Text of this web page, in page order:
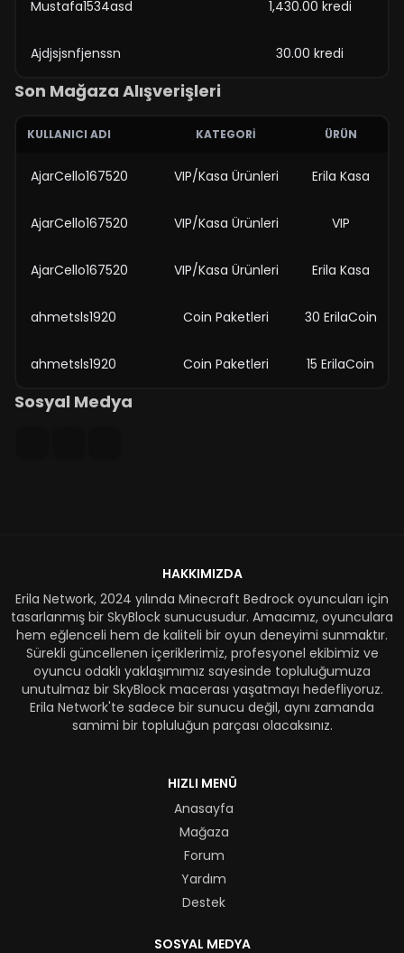
Mustafa1534asd 1,430.00 kredi
Ajdjsjsnfjenssn 30.00 kredi
Son Mağaza Alışverişleri
KULLANICI ADI KATEGORI ÜRÜN
AjarCello167520 VIP/Kasa Ürünleri Erila Kasa
AjarCello167520 VIP/Kasa Ürünleri VIP
AjarCello167520 VIP/Kasa Ürünleri Erila Kasa
ahmetsls1920 Coin Paketleri 30 ErilaCoin
ahmetsls1920 Coin Paketleri 15 ErilaCoin
Sosyal Medya
HAKKIMIZDA
Erila Network, 2024 yılında Minecraft Bedrock oyuncuları için
tasarlanmış bir SkyBlock sunucusudur. Amacımız, oyunculara
hem eğlenceli hem de kaliteli bir oyun deneyimi sunmaktır.
Sürekli güncellenen içeriklerimiz, profesyonel ekibimiz ve
oyuncu odaklı yaklaşımımız sayesinde topluluğumuza
unutulmaz bir SkyBlock macerası yaşatmayı hedefliyoruz.
Erila Network'te sadece bir sunucu değil, aynı zamanda
samimi bir topluluğun parçası olacaksınız.
HIZLI MENÜ
Anasayfa
Mağaza
Forum
Yardım
Destek
SOSYAL MEDYA